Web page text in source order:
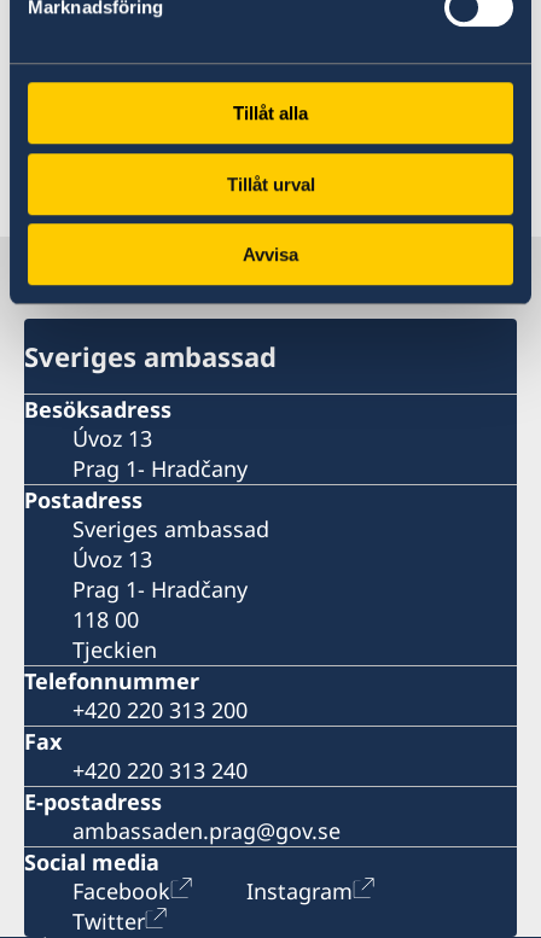
Marknadsföring
Tillåt alla
Tillåt urval
Avvisa
från Tjeckien tidigast från den 11 april.
Mer information om valet finns på Valmyndighetens
Senast uppdaterad 05 mars 2019, 17.01
Sverige i Tjeckien
Sveriges ambassad
Besöksadress
Úvoz 13
Prag 1- Hradčany
Postadress
Sveriges ambassad
Úvoz 13
Prag 1- Hradčany
118 00
Tjeckien
Telefonnummer
+420 220 313 200
Fax
+420 220 313 240
E-postadress
ambassaden.prag@gov.se
Social media
Facebook
Instagram
Twitter